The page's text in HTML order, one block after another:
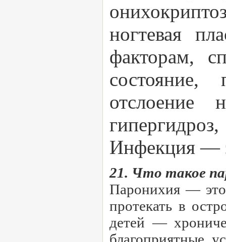
ногтевая
факторам,
состояние,
отслоение
Инфекция —
21. Что такое
Паронихия — это
протекать в
детей —